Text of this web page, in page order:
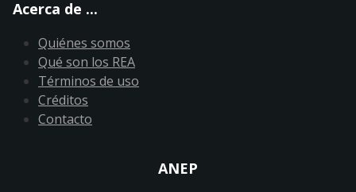
Acerca de ...
Quiénes somos
Qué son los REA
Términos de uso
Créditos
Contacto
ANEP